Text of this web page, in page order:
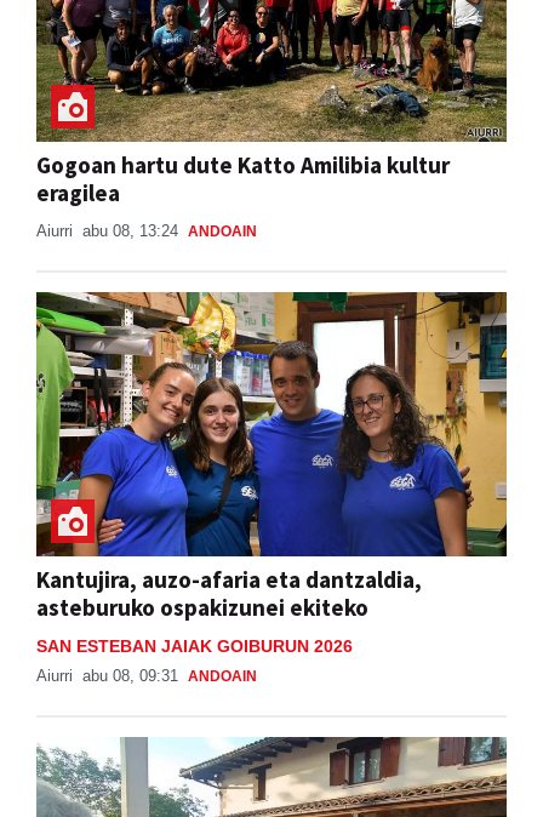
Gogoan hartu dute Katto Amilibia kultur
eragilea
Aiurri abu 08, 13:24 ANDOAIN
Kantujira, auzo-afaria eta dantzaldia,
asteburuko ospakizunei ekiteko
SAN ESTEBAN JAIAK GOIBURUN 2026
Aiurri abu 08, 09:31 ANDOAIN